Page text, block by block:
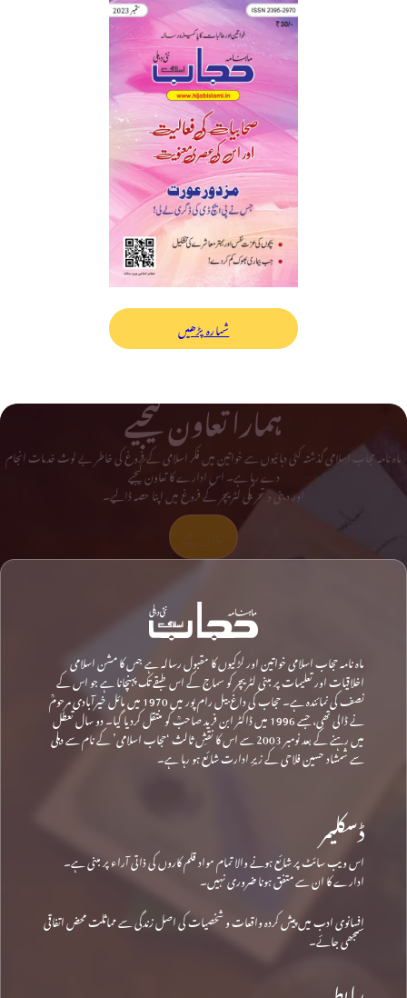
شمارہ پڑھیں
ہمارا تعاون کیجیے
ماہ نامہ حجاب اسلامی گذشتہ کئی دہائیوں سے خواتین میں فکر اسلامی کے فروغ کی خاطر بے لوث خدمات انجام
دے رہا ہے۔ اس ادارے کا تعاون کیجیے
اور دینی و تحریکی لٹریچر کے فروغ میں اپنا حصہ ڈالیے۔
ماہ نامہ حجاب اسلامی خواتین اور لڑکیوں کا مقبول رسالہ ہے جس کا مشن اسلامی
اخلاقیات اور تعلیمات پر مبنی لٹریچر کو سماج کے اس طبقے تک پہنچانا ہے جو اس کے
نصف کی نمائندہ ہے۔ حجاب کی داغ بیل رام پور میں 1970 میں مائل خیرآبادی مرحومؒ
نے ڈالی تھی، جسے 1996 میں ڈاکٹر ابن فرید صاحبؒ کو منتقل کردیا گیا۔ دو سال تعطل
میں رہنے کے بعد نومبر 2003 سے اس کا نقشِ ثالث ‘حجاب اسلامی’ کے نام سے دہلی
سے شمشاد حسین فلاحی کے زیرِ ادارت شائع ہو رہا ہے۔
ڈسکلیمر
اس ویب سائٹ پر شائع ہونے والا تمام مواد قلم کاروں کی ذاتی آراء پر مبنی ہے۔
ادارے کا ان سے متفق ہونا ضروری نہیں۔
افسانوی ادب میں پیش کردہ واقعات و شخصیات کی اصل زندگی سے مماثلت محض اتفاقی
سمجھی جائے۔